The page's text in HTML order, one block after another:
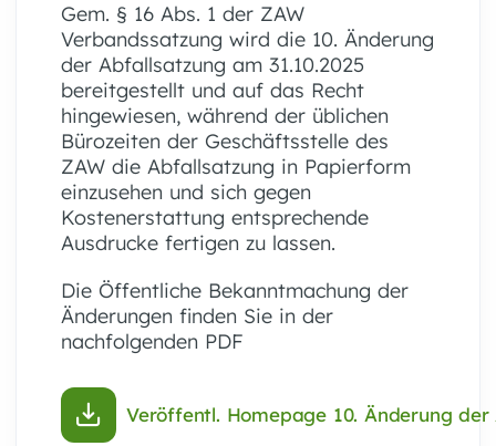
Gem. § 16 Abs. 1 der ZAW
Verbandssatzung wird die 10. Änderung
der Abfallsatzung am 31.10.2025
bereitgestellt und auf das Recht
hingewiesen, während der üblichen
Bürozeiten der Geschäftsstelle des
ZAW die Abfallsatzung in Papierform
einzusehen und sich gegen
Kostenerstattung entsprechende
Ausdrucke fertigen zu lassen.
Die Öffentliche Bekanntmachung der
Änderungen finden Sie in der
nachfolgenden PDF
Veröffentl. Homepage 10. Änderung